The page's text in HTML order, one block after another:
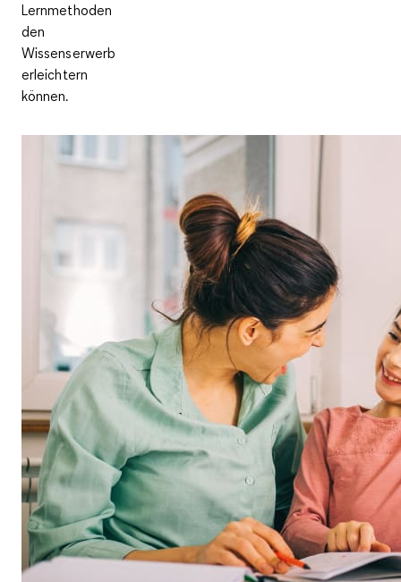
Lernmethoden
den
Wissenserwerb
erleichtern
können.